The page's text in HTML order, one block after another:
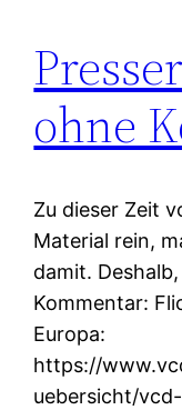
ohne
Zu dieser Zeit
Material rein,
damit.
Kommentar:
Europa:
https://
uebersicht/